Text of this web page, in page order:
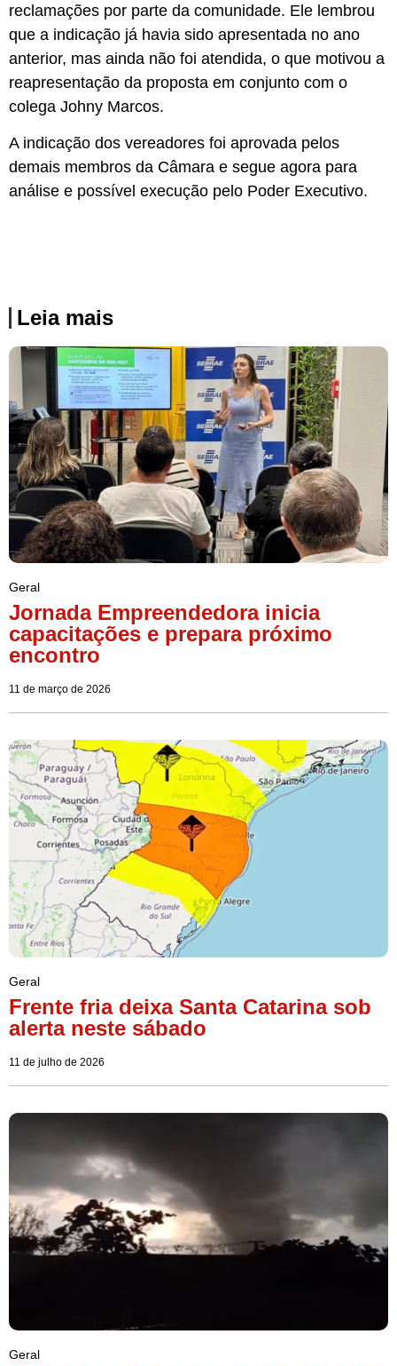
reclamações por parte da comunidade. Ele lembrou
que a indicação já havia sido apresentada no ano
anterior, mas ainda não foi atendida, o que motivou a
reapresentação da proposta em conjunto com o
colega Johny Marcos.
A indicação dos vereadores foi aprovada pelos
demais membros da Câmara e segue agora para
análise e possível execução pelo Poder Executivo.
Leia mais
Geral
Jornada Empreendedora inicia
capacitações e prepara próximo
encontro
11 de março de 2026
Geral
Frente fria deixa Santa Catarina sob
alerta neste sábado
11 de julho de 2026
Geral